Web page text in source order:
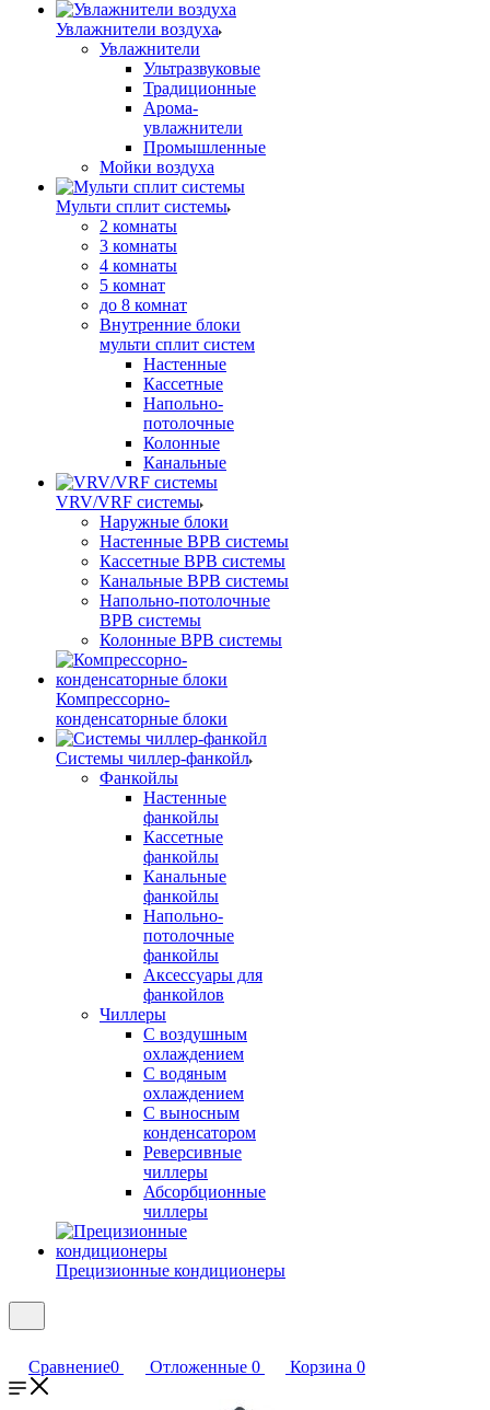
Увлажнители воздуха
Увлажнители
Ультразвуковые
Традиционные
Арома-
увлажнители
Промышленные
Мойки воздуха
Мульти сплит системы
2 комнаты
3 комнаты
4 комнаты
5 комнат
до 8 комнат
Внутренние блоки
мульти сплит систем
Настенные
Кассетные
Напольно-
потолочные
Колонные
Канальные
VRV/VRF системы
Наружные блоки
Настенные ВРВ системы
Кассетные ВРВ системы
Канальные ВРВ системы
Напольно-потолочные
ВРВ системы
Колонные ВРВ системы
Компрессорно-
конденсаторные блоки
Системы чиллер-фанкойл
Фанкойлы
Настенные
фанкойлы
Кассетные
фанкойлы
Канальные
фанкойлы
Напольно-
потолочные
фанкойлы
Аксессуары для
фанкойлов
Чиллеры
С воздушным
охлаждением
С водяным
охлаждением
С выносным
конденсатором
Реверсивные
чиллеры
Абсорбционные
чиллеры
Прецизионные кондиционеры
Сравнение0 Отложенные 0 Корзина 0